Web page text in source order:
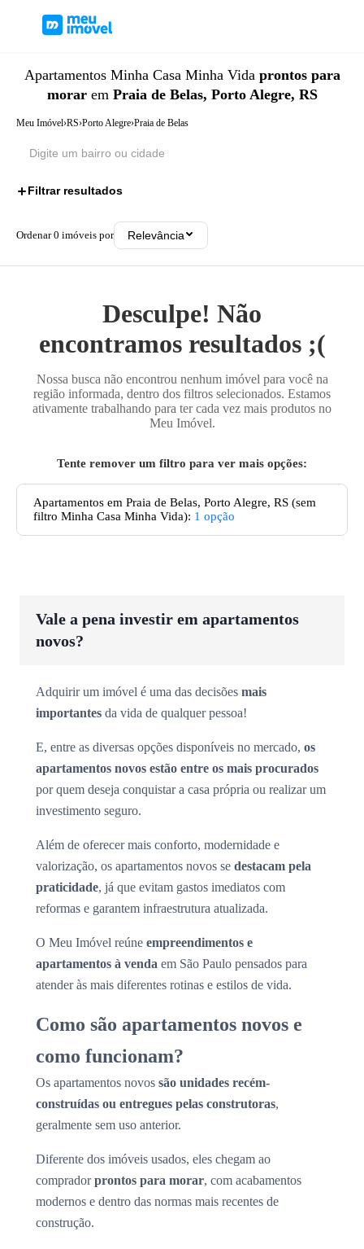
Apartamentos Minha Casa Minha Vida prontos para
morar em Praia de Belas, Porto Alegre, RS
Meu Imóvel›RS›Porto Alegre›Praia de Belas
Filtrar resultados
Ordenar0 imóveis por Relevância
Desculpe! Não
encontramos resultados ;(
Nossa busca não encontrou nenhum imóvel para você na
região informada, dentro dos filtros selecionados. Estamos
ativamente trabalhando para ter cada vez mais produtos no
Meu Imóvel.
Tente remover um filtro para ver mais opções:
Apartamentos em Praia de Belas, Porto Alegre, RS (sem
filtro Minha Casa Minha Vida): 1 opção
Vale a pena investir em apartamentos
novos?
Adquirir um imóvel é uma das decisões mais
importantes da vida de qualquer pessoa!
E, entre as diversas opções disponíveis no mercado, os
apartamentos novos estão entre os mais procurados
por quem deseja conquistar a casa própria ou realizar um
investimento seguro.
Além de oferecer mais conforto, modernidade e
valorização, os apartamentos novos se destacam pela
praticidade, já que evitam gastos imediatos com
reformas e garantem infraestrutura atualizada.
O Meu Imóvel reúne empreendimentos e
apartamentos à venda em São Paulo pensados para
atender às mais diferentes rotinas e estilos de vida.
Como são apartamentos novos e
como funcionam?
Os apartamentos novos são unidades recém-
construídas ou entregues pelas construtoras,
geralmente sem uso anterior.
Diferente dos imóveis usados, eles chegam ao
compradorprontos para morar, com acabamentos
modernos e dentro das normas mais recentes de
construção.